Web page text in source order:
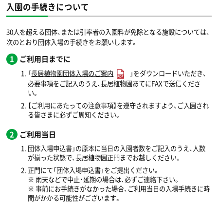
入園の手続きについて
30人を超える団体、または引率者の入園料が免除となる施設については、
次のとおり団体入場の手続きをお願いします。
ご利用日までに
「長居植物園団体入場のご案内
」をダウンロードいただき、
必要事項をご記入のうえ、長居植物園あてにFAXで送信くださ
い。
【ご利用にあたっての注意事項】を遵守されますよう、ご入園され
る皆さまに必ずご周知ください。
ご利用当日
団体入場申込書」の原本に当日の入園者数をご記入のうえ、人数
が揃った状態で、長居植物園正門までお越しください。
正門にて「団体入場申込書」をご提出ください。
※ 雨天などで中止・延期の場合は、必ずご連絡下さい。
※ 事前にお手続きがなかった場合、ご利用当日の入場手続きに時
間がかかる可能性がございます。